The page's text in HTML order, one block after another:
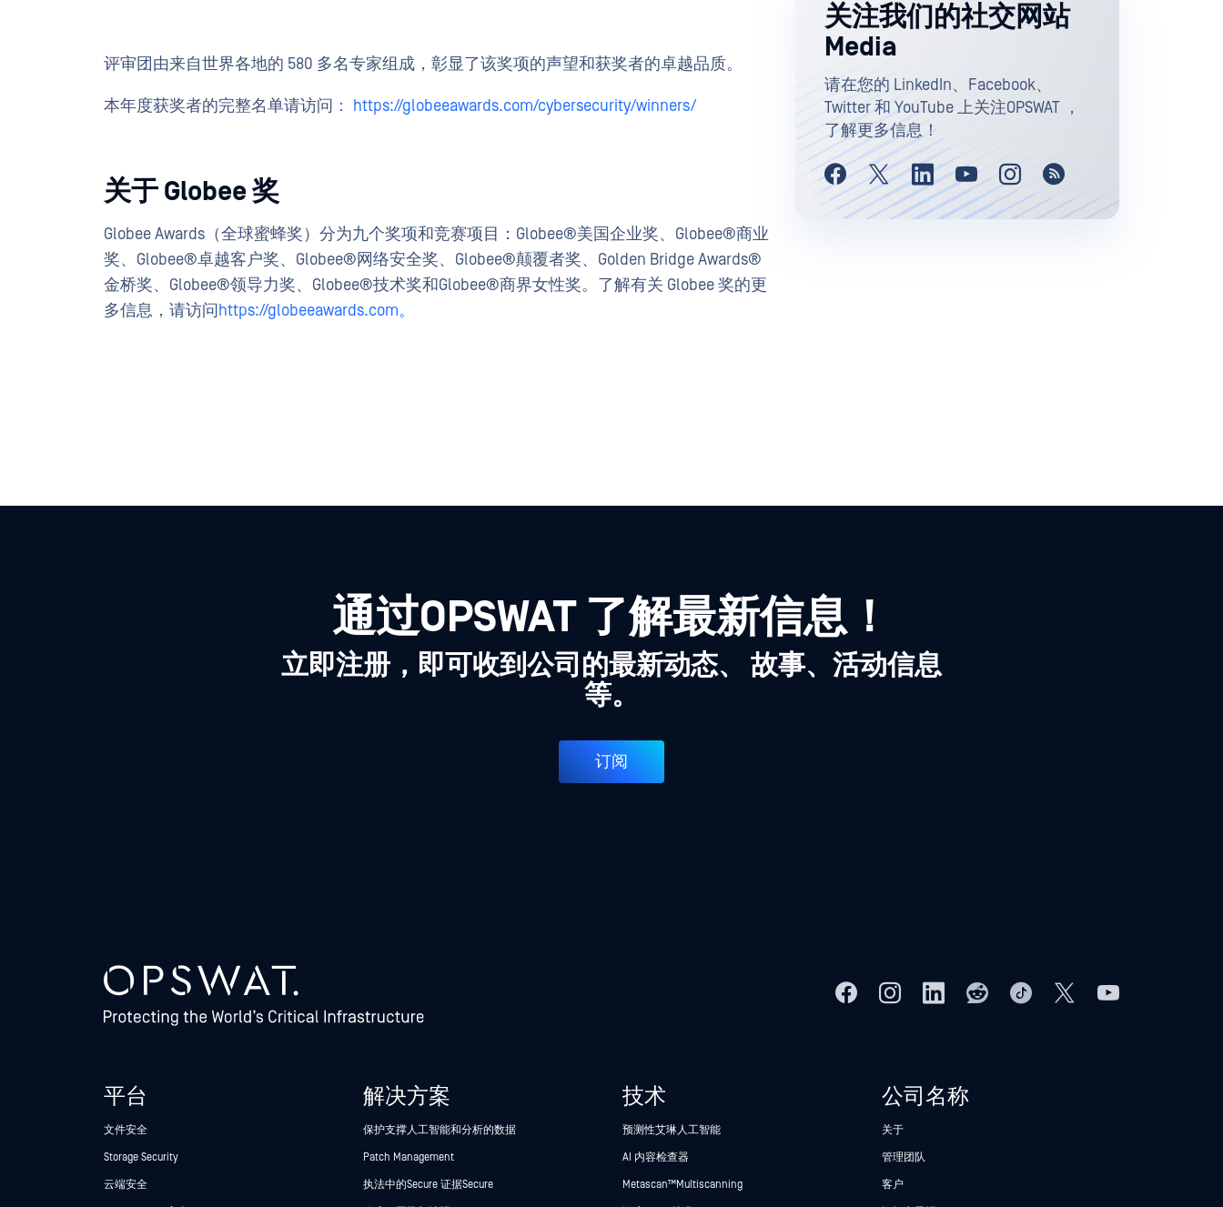
评审团由来自世界各地的 580 多名专家组成，彰显了该奖项的声望和获奖者的卓越品质。
本年度获奖者的完整名单请访问 ： https://globeeawards.com/cybersecurity/winners/
关于 Globee 奖
Globee Awards（全球蜜蜂奖）分为九个奖项和竞赛项目：Globee®美国企业奖、Globee®商业
奖、Globee®卓越客户奖、Globee®网络安全奖、Globee®颠覆者奖、Golden Bridge Awards®
金桥奖、Globee®领导力奖、Globee®技术奖和Globee®商界女性奖。了解有关 Globee 奖的更
多信息，请访问https://globeeawards.com。
关注我们的社交网站
Media
请在您的 LinkedIn、Facebook、
Twitter 和 YouTube 上关注OPSWAT ，
了解更多信息！
通过OPSWAT 了解最新信息！
立即注册，即可收到公司的最新动态、 故事、活动信息
等。
订阅
平台
文件安全
Storage Security
云端安全
解决方案
保护支撑人工智能和分析的数据
Patch Management
执法中的Secure 证据Secure
技术
预测性艾琳人工智能
AI 内容检查器
Metascan™ Multiscanning
公司名称
关于
管理团队
客户